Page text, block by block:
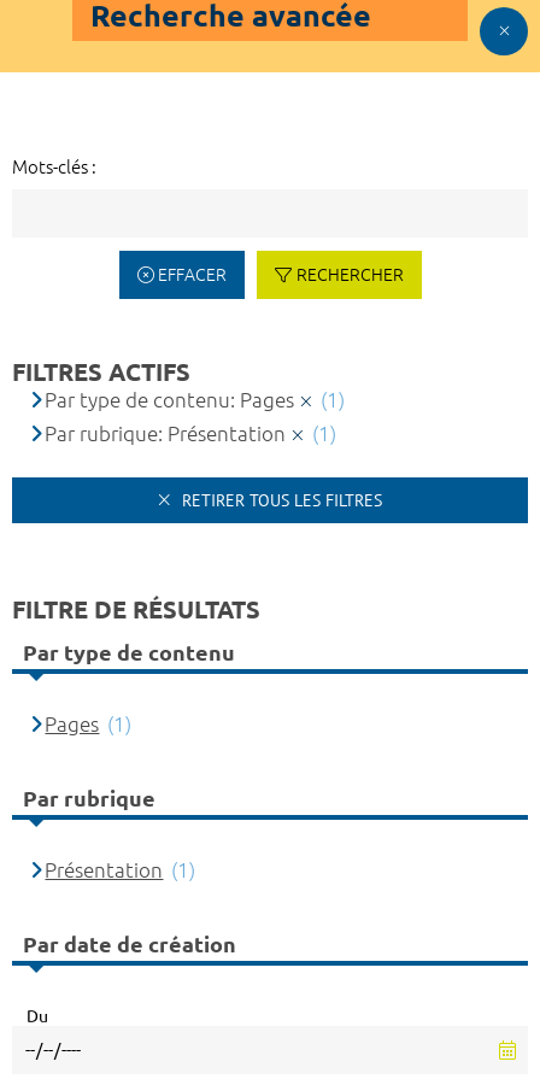
Recherche avancée
Mots-clés :
EFFACER RECHERCHER
FILTRES ACTIFS
Par type de contenu: Pages
(1)
Par rubrique: Présentation
(1)
RETIRER TOUS LES FILTRES
FILTRE DE RÉSULTATS
Par type de contenu
Pages (1)
Par rubrique
Présentation (1)
Par date de création
Du